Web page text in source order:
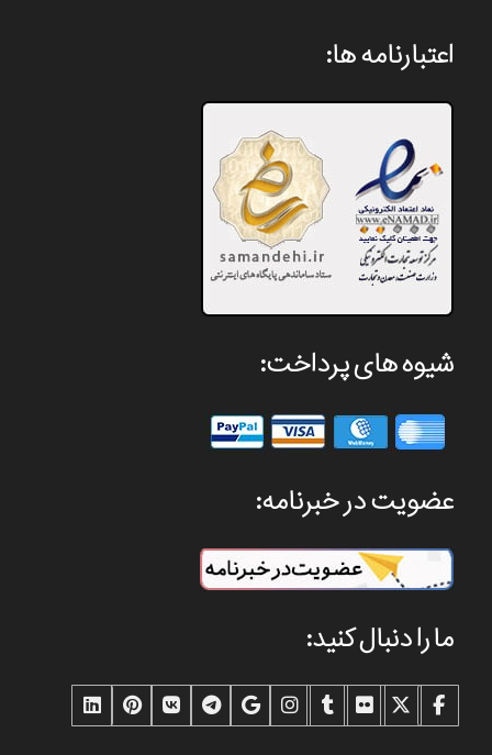
اعتبارنامه ها:
شیوه های پرداخت:
عضویت در خبرنامه:
ما را دنبال کنید: